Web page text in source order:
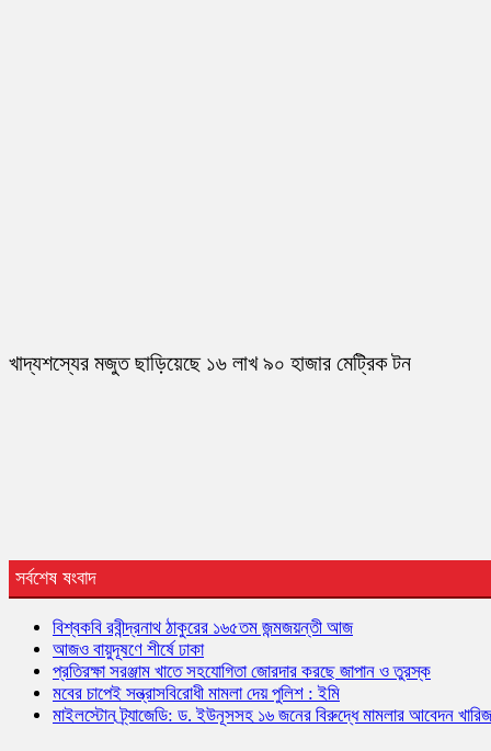
খাদ্যশস্যের মজুত ছাড়িয়েছে ১৬ লাখ ৯০ হাজার মেট্রিক টন
সর্বশেষ ষংবাদ
বিশ্বকবি রবীন্দ্রনাথ ঠাকুরের ১৬৫তম জন্মজয়ন্তী আজ
আজও বায়ুদূষণে শীর্ষে ঢাকা
প্রতিরক্ষা সরঞ্জাম খাতে সহযোগিতা জোরদার করছে জাপান ও তুরস্ক
মবের চাপেই সন্ত্রাসবিরোধী মামলা দেয় পুলিশ : ইমি
মাইলস্টোন ট্র্যাজেডি: ড. ইউনূসসহ ১৬ জনের বিরুদ্ধে মামলার আবেদন খারিজ